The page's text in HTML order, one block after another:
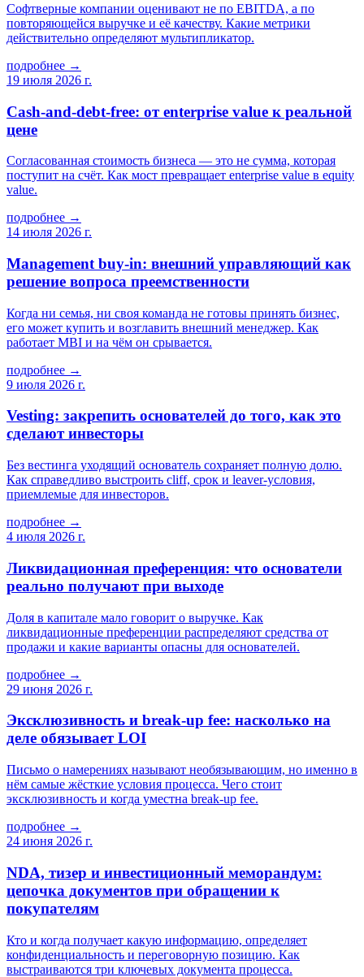
Софтверные компании оценивают не по EBITDA, а по
повторяющейся выручке и её качеству. Какие метрики
действительно определяют мультипликатор.
подробнее →
19 июля 2026 г.
Cash-and-debt-free: от enterprise value к реальной
цене
Согласованная стоимость бизнеса — это не сумма, которая
поступит на счёт. Как мост превращает enterprise value в equity
value.
подробнее →
14 июля 2026 г.
Management buy-in: внешний управляющий как
решение вопроса преемственности
Когда ни семья, ни своя команда не готовы принять бизнес,
его может купить и возглавить внешний менеджер. Как
работает MBI и на чём он срывается.
подробнее →
9 июля 2026 г.
Vesting: закрепить основателей до того, как это
сделают инвесторы
Без вестинга уходящий основатель сохраняет полную долю.
Как справедливо выстроить cliff, срок и leaver-условия,
приемлемые для инвесторов.
подробнее →
4 июля 2026 г.
Ликвидационная преференция: что основатели
реально получают при выходе
Доля в капитале мало говорит о выручке. Как
ликвидационные преференции распределяют средства от
продажи и какие варианты опасны для основателей.
подробнее →
29 июня 2026 г.
Эксклюзивность и break-up fee: насколько на
деле обязывает LOI
Письмо о намерениях называют необязывающим, но именно в
нём самые жёсткие условия процесса. Чего стоит
эксклюзивность и когда уместна break-up fee.
подробнее →
24 июня 2026 г.
NDA, тизер и инвестиционный меморандум:
цепочка документов при обращении к
покупателям
Кто и когда получает какую информацию, определяет
конфиденциальность и переговорную позицию. Как
выстраиваются три ключевых документа процесса.